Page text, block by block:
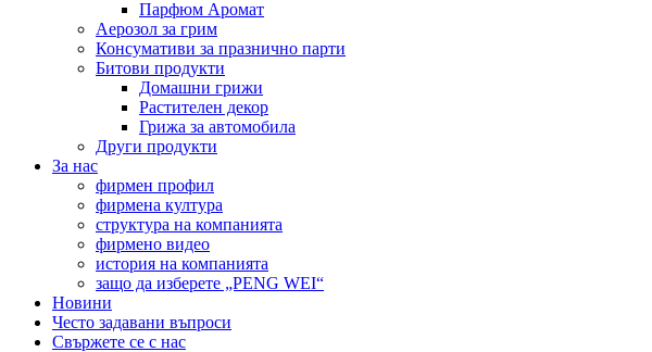
Парфюм Аромат
Аерозол за грим
Консумативи за празнично парти
Битови продукти
Домашни грижи
Растителен декор
Грижа за автомобила
Други продукти
За нас
фирмен профил
фирмена култура
структура на компанията
фирмено видео
история на компанията
защо да изберете „PENG WEI“
Новини
Често задавани въпроси
Свържете се с нас